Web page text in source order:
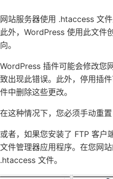
网站服务器使用 .htaccess 文
此外，WordPress 使用此文件
向。
WordPress 插件可能会修改您
致出现此错误。此外，停用插
件中删除这些更改。
在这种情况下，您必须手动重
或者，如果您安装了 FTP 客户
文件管理器应用程序。在您网
.htaccess 文件。